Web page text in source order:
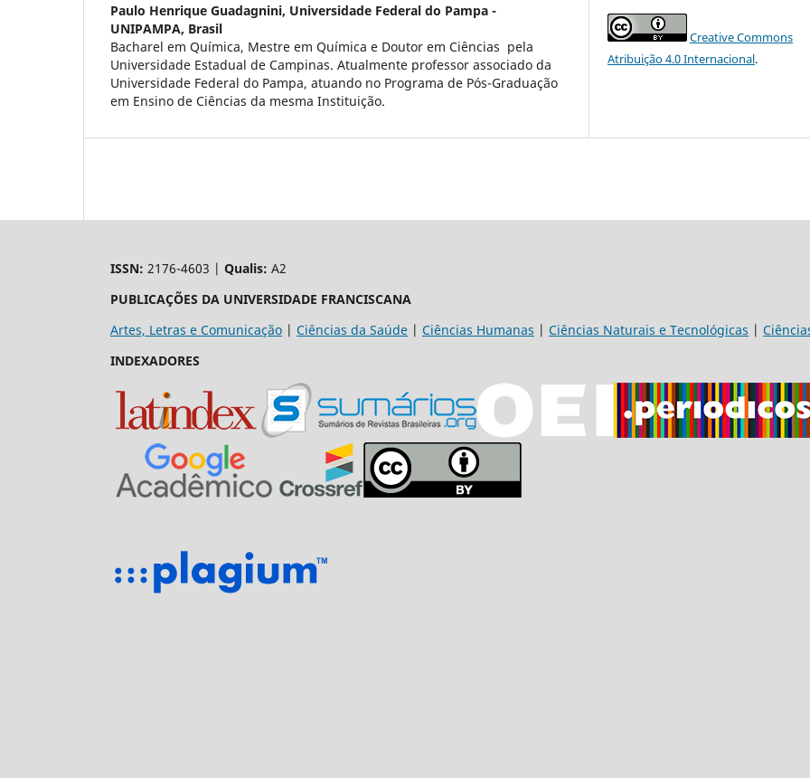
Paulo Henrique Guadagnini, Universidade Federal do Pampa -
UNIPAMPA, Brasil
Bacharel em Química, Mestre em Química e Doutor em Ciências pela
Universidade Estadual de Campinas. Atualmente professor associado da
Universidade Federal do Pampa, atuando no Programa de Pós-Graduação
em Ensino de Ciências da mesma Instituição.
Creative Commons
Atribuição 4.0 Internacional.
ISSN: 2176-4603 | Qualis: A2
PUBLICAÇÕES DA UNIVERSIDADE FRANCISCANA
Artes, Letras e Comunicação | Ciências da Saúde | Ciências Humanas | Ciências Naturais e Tecnológicas |
INDEXADORES